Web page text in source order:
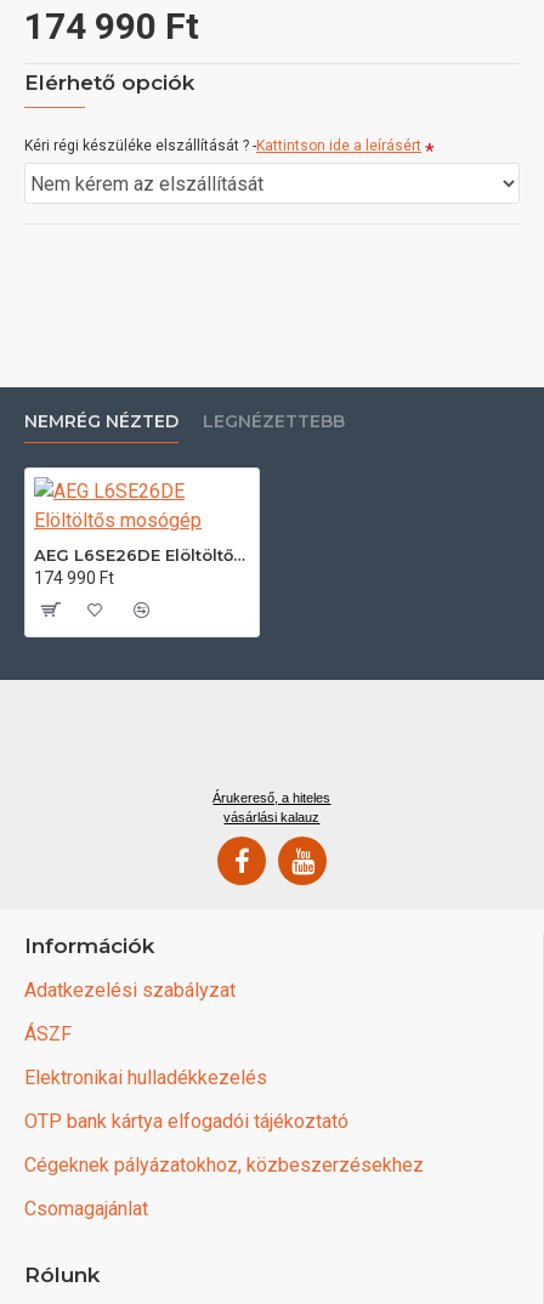
174 990 Ft
Elérhető opciók
Kéri régi készüléke elszállítását ? -Kattintson ide a leírásért
NEMRÉG NÉZTED LEGNÉZETTEBB
AEG L6SE26DE Elöltöltős mosógép
174 990 Ft
Árukereső, a hiteles
vásárlási kalauz
Információk
Adatkezelési szabályzat
ÁSZF
Elektronikai hulladékkezelés
OTP bank kártya elfogadói tájékoztató
Cégeknek pályázatokhoz, közbeszerzésekhez
Csomagajánlat
Rólunk